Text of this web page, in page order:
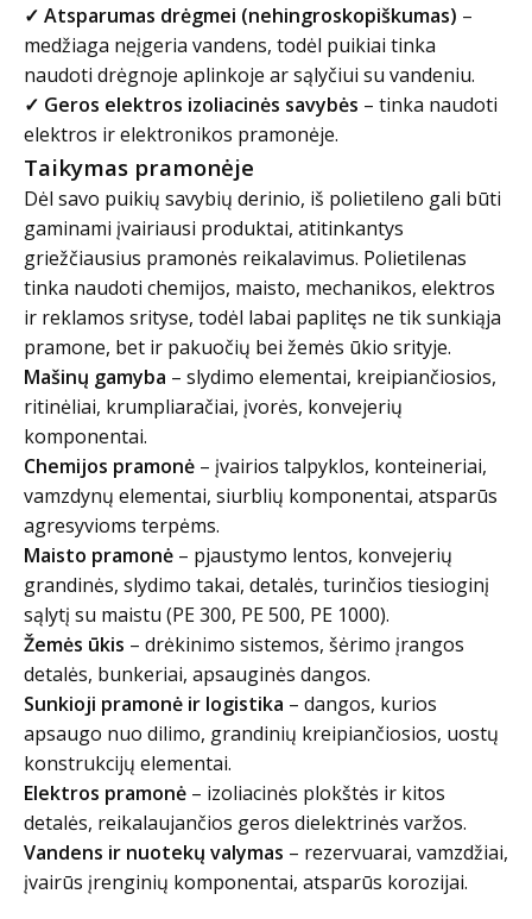
✓ Atsparumas drėgmei (nehingroskopiškumas) –
medžiaga neįgeria vandens, todėl puikiai tinka
naudoti drėgnoje aplinkoje ar sąlyčiui su vandeniu.
✓ Geros elektros izoliacinės savybės – tinka naudoti
elektros ir elektronikos pramonėje.
Taikymas pramonėje
Dėl savo puikių savybių derinio, iš polietileno gali būti
gaminami įvairiausi produktai, atitinkantys
griežčiausius pramonės reikalavimus. Polietilenas
tinka naudoti chemijos, maisto, mechanikos, elektros
ir reklamos srityse, todėl labai paplitęs ne tik sunkiąja
pramone, bet ir pakuočių bei žemės ūkio srityje.
Mašinų gamyba – slydimo elementai, kreipiančiosios,
ritinėliai, krumpliaračiai, įvorės, konvejerių
komponentai.
Chemijos pramonė – įvairios talpyklos, konteineriai,
vamzdynų elementai, siurblių komponentai, atsparūs
agresyvioms terpėms.
Maisto pramonė – pjaustymo lentos, konvejerių
grandinės, slydimo takai, detalės, turinčios tiesioginį
sąlytį su maistu (PE 300, PE 500, PE 1000).
Žemės ūkis – drėkinimo sistemos, šėrimo įrangos
detalės, bunkeriai, apsauginės dangos.
Sunkioji pramonė ir logistika – dangos, kurios
apsaugo nuo dilimo, grandinių kreipiančiosios, uostų
konstrukcijų elementai.
Elektros pramonė – izoliacinės plokštės ir kitos
detalės, reikalaujančios geros dielektrinės varžos.
Vandens ir nuotekų valymas – rezervuarai, vamzdžiai,
įvairūs įrenginių komponentai, atsparūs korozijai.